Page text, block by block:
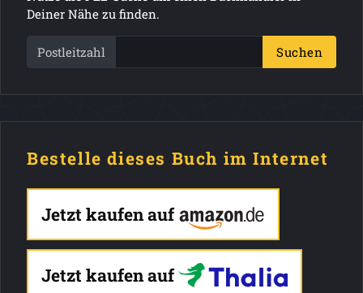
Deiner Nähe zu finden.
Postleitzahl Suchen
Bestelle dieses Buch im Internet
Jetzt kaufen auf
Jetzt kaufen auf